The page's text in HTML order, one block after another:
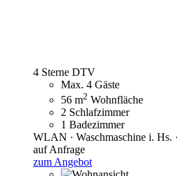
4 Sterne DTV
Max. 4 Gäste
56 m2 Wohnfläche
2 Schlafzimmer
1 Badezimmer
WLAN · Waschmaschine i. Hs.
auf Anfrage
zum Angebot